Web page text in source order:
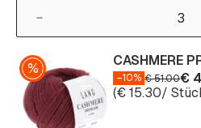
CASHMERE
–10% €51.00€
(€15.30/